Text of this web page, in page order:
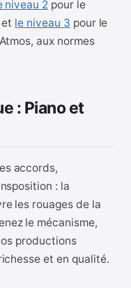
niveau 2 pour le
le niveau 3 pour le
aux normes
: Piano et
accords,
: la
les rouages de la
le mécanisme,
productions
et en qualité.